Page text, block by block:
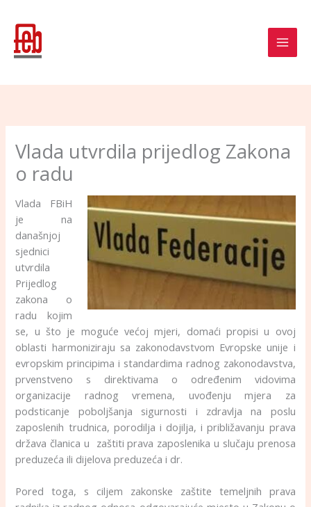
content
Vlada utvrdila prijedlog Zakona
o radu
Vlada FBiH
je na
današnjoj
sjednici
utvrdila
Prijedlog
zakona o
radu kojim
se, u što je moguće većoj mjeri, domaći propisi u ovoj
oblasti harmoniziraju sa zakonodavstvom Evropske unije i
evropskim principima i standardima radnog zakonodavstva,
prvenstveno s direktivama o određenim vidovima
organizacije radnog vremena, uvođenju mjera za
podsticanje poboljšanja sigurnosti i zdravlja na poslu
zaposlenih trudnica, porodilja i dojilja, i približavanju prava
država članica u zaštiti prava zaposlenika u slučaju prenosa
preduzeća ili dijelova preduzeća i dr.
Pored toga, s ciljem zakonske zaštite temeljnih prava